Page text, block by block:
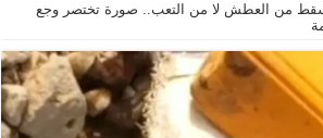
من العطش لا من التعب.. صورة تختصر وجع